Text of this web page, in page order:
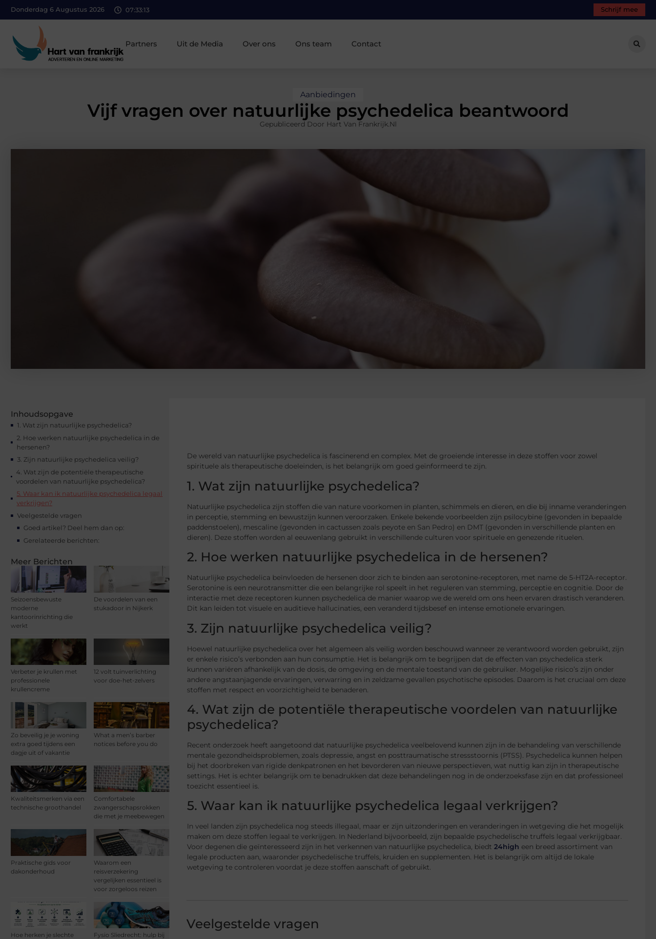
Donderdag 6 Augustus 2026 07:33:14 Schrijf mee
Partners Uit de Media Over ons Ons team Contact
Aanbiedingen
Vijf vragen over natuurlijke psychedelica beantwoord
Gepubliceerd Door Hart Van Frankrijk.nl
Inhoudsopgave
1. Wat zijn natuurlijke psychedelica?
2. Hoe werken natuurlijke psychedelica in de
hersenen?
3. Zijn natuurlijke psychedelica veilig?
4. Wat zijn de potentiële therapeutische
voordelen van natuurlijke psychedelica?
5. Waar kan ik natuurlijke psychedelica legaal
verkrijgen?
Veelgestelde vragen
Goed artikel? Deel hem dan op:
Gerelateerde berichten:
Meer Berichten
Seizoensbewuste
moderne
kantoorinrichting die
werkt
De voordelen van een
stukadoor in Nijkerk
Verbeter je krullen met
professionele
krullencreme
12 volt tuinverlichting
voor doe-het-zelvers
Zo beveilig je je woning
extra goed tijdens een
dagje uit of vakantie
What a men’s barber
notices before you do
Kwaliteitsmerken via een
technische groothandel
Comfortabele
zwangerschapsrokken
die met je meebewegen
Praktische gids voor
dakonderhoud
Waarom een
reisverzekering
vergelijken essentieel is
voor zorgeloos reizen
Hoe herken je slechte
Fysio Sliedrecht: hulp bij
De wereld van natuurlijke psychedelica is fascinerend en complex. Met de groeiende interesse in deze stoffen voor zowel
spirituele als therapeutische doeleinden, is het belangrijk om goed geïnformeerd te zijn.
1. Wat zijn natuurlijke psychedelica?
Natuurlijke psychedelica zijn stoffen die van nature voorkomen in planten, schimmels en dieren, en die bij inname veranderingen
in perceptie, stemming en bewustzijn kunnen veroorzaken. Enkele bekende voorbeelden zijn psilocybine (gevonden in bepaalde
paddenstoelen), mescaline (gevonden in cactussen zoals peyote en San Pedro) en DMT (gevonden in verschillende planten en
dieren). Deze stoffen worden al eeuwenlang gebruikt in verschillende culturen voor spirituele en genezende rituelen.
2. Hoe werken natuurlijke psychedelica in de hersenen?
Natuurlijke psychedelica beïnvloeden de hersenen door zich te binden aan serotonine-receptoren, met name de 5-HT2A-receptor.
Serotonine is een neurotransmitter die een belangrijke rol speelt in het reguleren van stemming, perceptie en cognitie. Door de
interactie met deze receptoren kunnen psychedelica de manier waarop we de wereld om ons heen ervaren drastisch veranderen.
Dit kan leiden tot visuele en auditieve hallucinaties, een veranderd tijdsbesef en intense emotionele ervaringen.
3. Zijn natuurlijke psychedelica veilig?
Hoewel natuurlijke psychedelica over het algemeen als veilig worden beschouwd wanneer ze verantwoord worden gebruikt, zijn
er enkele risico’s verbonden aan hun consumptie. Het is belangrijk om te begrijpen dat de effecten van psychedelica sterk
kunnen variëren afhankelijk van de dosis, de omgeving en de mentale toestand van de gebruiker. Mogelijke risico’s zijn onder
andere angstaanjagende ervaringen, verwarring en in zeldzame gevallen psychotische episodes. Daarom is het cruciaal om deze
stoffen met respect en voorzichtigheid te benaderen.
4. Wat zijn de potentiële therapeutische voordelen van natuurlijke
psychedelica?
Recent onderzoek heeft aangetoond dat natuurlijke psychedelica veelbelovend kunnen zijn in de behandeling van verschillende
mentale gezondheidsproblemen, zoals depressie, angst en posttraumatische stressstoornis (PTSS). Psychedelica kunnen helpen
bij het doorbreken van rigide denkpatronen en het bevorderen van nieuwe perspectieven, wat nuttig kan zijn in therapeutische
settings. Het is echter belangrijk om te benadrukken dat deze behandelingen nog in de onderzoeksfase zijn en dat professioneel
toezicht essentieel is.
5. Waar kan ik natuurlijke psychedelica legaal verkrijgen?
In veel landen zijn psychedelica nog steeds illegaal, maar er zijn uitzonderingen en veranderingen in wetgeving die het mogelijk
maken om deze stoffen legaal te verkrijgen. In Nederland bijvoorbeeld, zijn bepaalde psychedelische truffels legaal verkrijgbaar.
Voor degenen die geïnteresseerd zijn in het verkennen van natuurlijke psychedelica, biedt 24high een breed assortiment van
legale producten aan, waaronder psychedelische truffels, kruiden en supplementen. Het is belangrijk om altijd de lokale
wetgeving te controleren voordat je deze stoffen aanschaft of gebruikt.
Veelgestelde vragen